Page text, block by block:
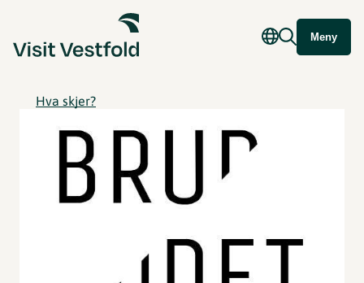
Meny
Hva skjer?